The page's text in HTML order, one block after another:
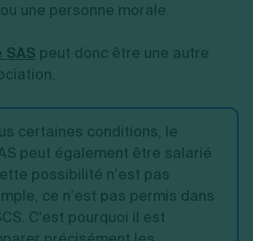
une personne morale.
SAS peut donc être une autre
certaines conditions, le
peut également être salarié
possibilité n’est pas
ce n’est pas permis dans
C'est pourquoi il est